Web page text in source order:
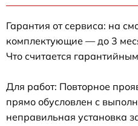
Гарантия от сервиса: на
комплектующие — до 3
Что считается
Для работ: Повторное
прямо обусловлен с
неправильная установка